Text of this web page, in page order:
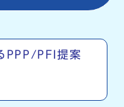
PPP/PFI提案